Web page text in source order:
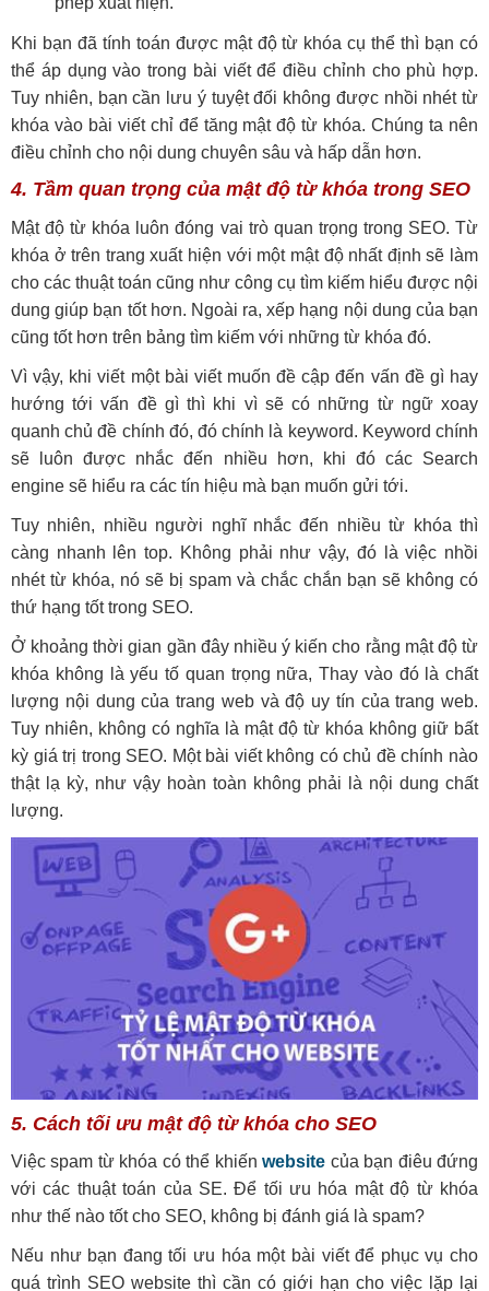
Khi bạn đã tính toán được mật độ từ khóa cụ thể thì bạn có
thể áp dụng vào trong bài viết để điều chỉnh cho phù hợp.
Tuy nhiên, bạn cần lưu ý tuyệt đối không được nhồi nhét từ
khóa vào bài viết chỉ để tăng mật độ từ khóa. Chúng ta nên
điều chỉnh cho nội dung chuyên sâu và hấp dẫn hơn.
4. Tầm quan trọng của mật độ từ khóa trong SEO
Mật độ từ khóa luôn đóng vai trò quan trọng trong SEO. Từ
khóa ở trên trang xuất hiện với một mật độ nhất định sẽ làm
cho các thuật toán cũng như công cụ tìm kiếm hiểu được nội
dung giúp bạn tốt hơn. Ngoài ra, xếp hạng nội dung của bạn
cũng tốt hơn trên bảng tìm kiếm với những từ khóa đó.
Vì vậy, khi viết một bài viết muốn đề cập đến vấn đề gì hay
hướng tới vấn đề gì thì khi vì sẽ có những từ ngữ xoay
quanh chủ đề chính đó, đó chính là keyword. Keyword chính
sẽ luôn được nhắc đến nhiều hơn, khi đó các Search
engine sẽ hiểu ra các tín hiệu mà bạn muốn gửi tới.
Tuy nhiên, nhiều người nghĩ nhắc đến nhiều từ khóa thì
càng nhanh lên top. Không phải như vậy, đó là việc nhồi
nhét từ khóa, nó sẽ bị spam và chắc chắn bạn sẽ không có
thứ hạng tốt trong SEO.
Ở khoảng thời gian gần đây nhiều ý kiến cho rằng mật độ từ
khóa không là yếu tố quan trọng nữa, Thay vào đó là chất
lượng nội dung của trang web và độ uy tín của trang web.
Tuy nhiên, không có nghĩa là mật độ từ khóa không giữ bất
kỳ giá trị trong SEO. Một bài viết không có chủ đề chính nào
thật lạ kỳ, như vậy hoàn toàn không phải là nội dung chất
lượng.
5. Cách tối ưu mật độ từ khóa cho SEO
Việc spam từ khóa có thể khiếnwebsite của bạn điêu đứng
với các thuật toán của SE. Để tối ưu hóa mật độ từ khóa
như thế nào tốt cho SEO, không bị đánh giá là spam?
Nếu như bạn đang tối ưu hóa một bài viết để phục vụ cho
quá trình SEO website thì cần có giới hạn cho việc lặp lại